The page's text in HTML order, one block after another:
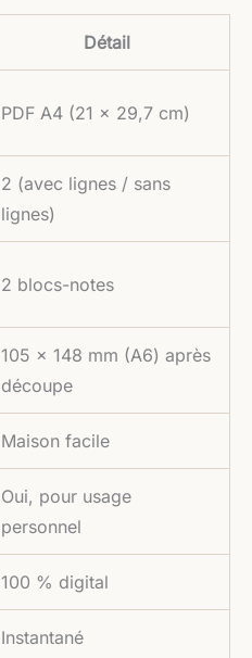
Détail
PDF A4 (21 × 29,7 cm)
2 (avec lignes / sans
lignes)
2 blocs-notes
105 × 148 mm (A6) après
découpe
Maison facile
Oui, pour usage
personnel
100 % digital
Instantané